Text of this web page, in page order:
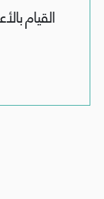
القيام